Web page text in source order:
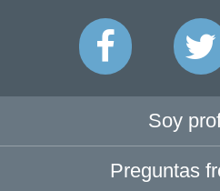
Soy
Preguntas